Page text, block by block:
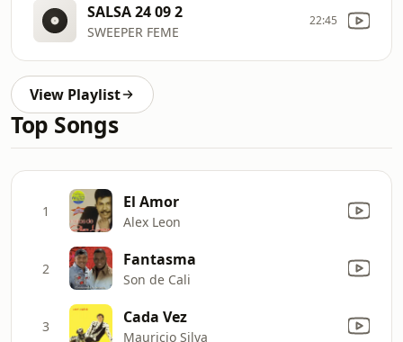
SALSA 24 09 2
SWEEPER FEME
22:45
View Playlist
Top Songs
1 El Amor
Alex Leon
2 Fantasma
Son de Cali
3 Cada Vez
Mauricio Silva